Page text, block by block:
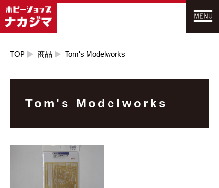
TOP 商品 Tom's Modelworks
Tom's Modelworks